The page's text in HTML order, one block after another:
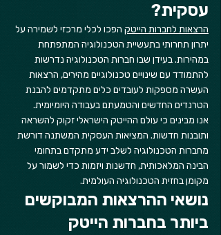
עסקית?
הרצאות לחברות הייטק הפכו לכלי מרכזי לשמירה על
יתרון תחרותי בתעשיית הטכנולוגיה המתפתחת
במהירות. בעידן שבו חברות הטכנולוגיה נדרשות
להתמודד עם שינויים טכנולוגיים מהירים, הרצאות
העשרה מספקות לעובדים כלים מתקדמים להבנת
הטרנדים החדשים והטמעתם בעבודה היומיומית.
אנו מבינים כי עולם ההייטק הישראלי זקוק להשראה
ותובנות חדשות. המציאות העסקית המשתנה דורשת
מחברות הטכנולוגיה לשלב ידע מתקדם בתחומי
הבינה המלאכותית, חדשנות ויזמות כדי לשמור על
מקומן בחזית הטכנולוגיה העולמית.
נושאי ההרצאות המבוקשים
ביותר בחברות הייטק